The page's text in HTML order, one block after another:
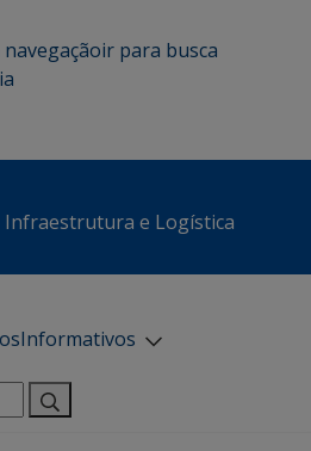
ir para busca
Infraestrutura e Logística
Informativos